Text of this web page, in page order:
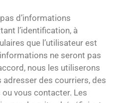
d’informations
l’identification, à
que l’utilisateur est
ne seront pas
nous les utiliserons
adresser des courriers, des
vous contacter. Les